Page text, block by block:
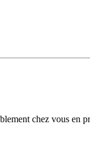
chez vous en